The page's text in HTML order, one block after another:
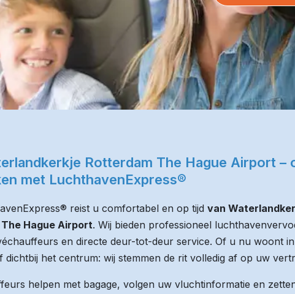
Rotterdam The Hague Airport –
met LuchthavenExpress®
reist u comfortabel en op tijd van
Hague Airport. Wij bieden professioneel
en directe deur-tot-deur service. Of u nu woont
dichtbij het centrum: wij stemmen de rit volledig af op uw
helpen met bagage, volgen uw vluchtinformatie en